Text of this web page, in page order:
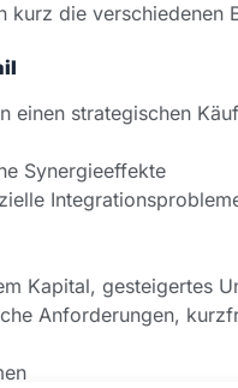
kurz die verschiedenen
einen strategischen
Synergieeffekte
Kapital, gesteigertes
Anforderungen,